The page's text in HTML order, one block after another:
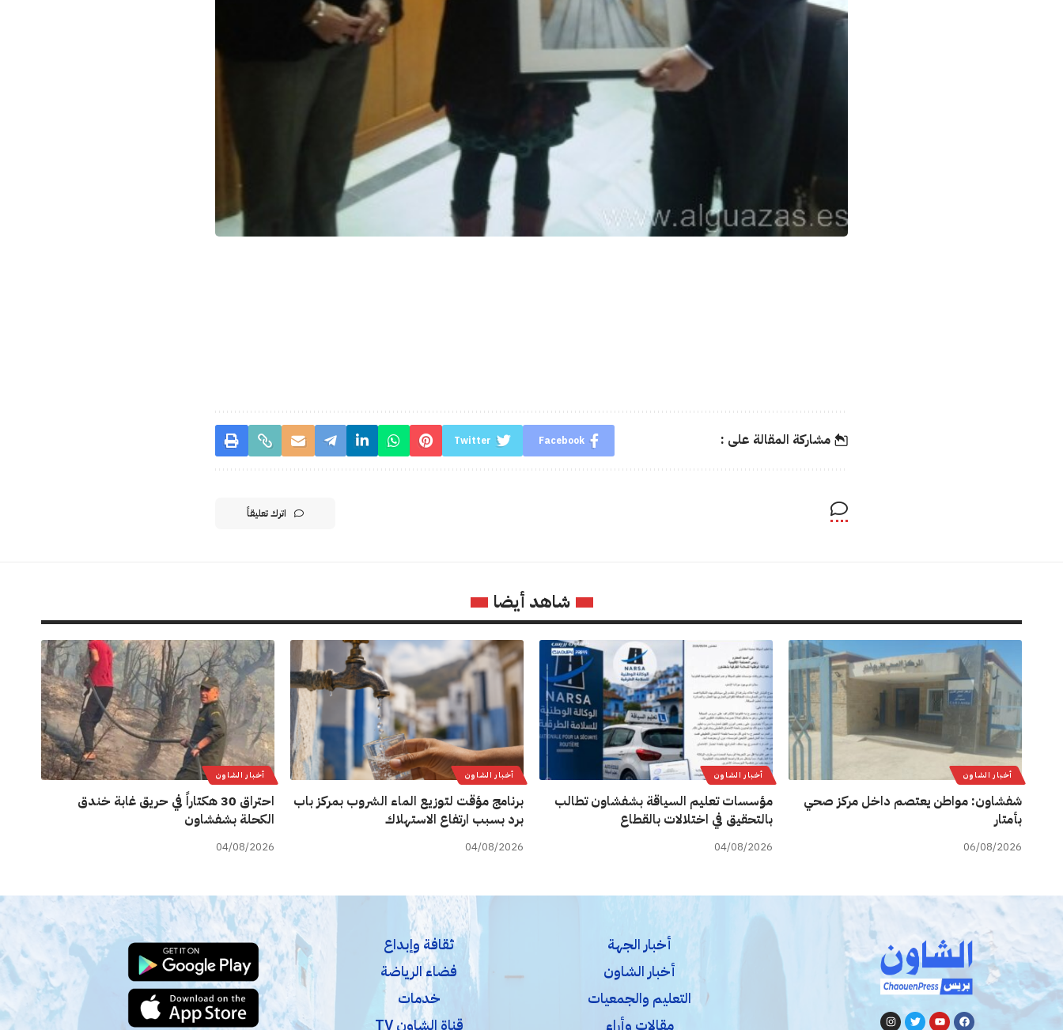
مشاركة المقالة على : Facebook
Twitter
اترك تعليقاً
شاهد أيضا
أخبار الشاون
شفشاون: مواطن يعتصم داخل مركز صحي
بأمتار
06/08/2026
أخبار الشاون
مؤسسات تعليم السياقة بشفشاون تطالب
بالتحقيق في اختلالات بالقطاع
04/08/2026
أخبار الشاون
برنامج مؤقت لتوزيع الماء الشروب بمركز باب
برد بسبب ارتفاع الاستهلاك
04/08/2026
أخبار الشاون
احتراق 30 هكتاراً في حريق غابة خندق
الكحلة بشفشاون
04/08/2026
أخبار الجهة
أخبار الشاون
التعليم والجمعيات
مقالات وأراء
ثقافة وإبداع
فضاء الرياضة
خدمات
قناة الشاون TV